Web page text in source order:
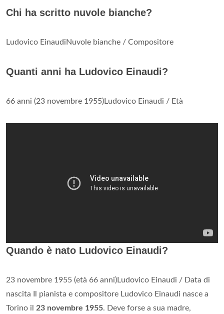
Chi ha scritto nuvole bianche?
Ludovico EinaudiNuvole bianche / Compositore
Quanti anni ha Ludovico Einaudi?
66 anni (23 novembre 1955)Ludovico Einaudi / Età
Quando è nato Ludovico Einaudi?
23 novembre 1955 (età 66 anni)Ludovico Einaudi / Data di
nascita Il pianista e compositore Ludovico Einaudi nasce a
Torino il 23 novembre 1955. Deve forse a sua madre,